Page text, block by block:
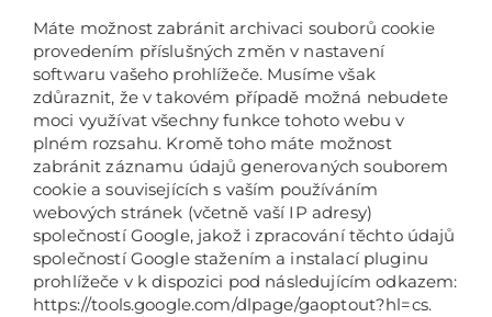
Máte možnost zabránit archivaci souborů cookie
provedením příslušných změn v nastavení
softwaru vašeho prohlížeče. Musíme však
zdůraznit, že v takovém případě možná nebudete
moci využívat všechny funkce tohoto webu v
plném rozsahu. Kromě toho máte možnost
zabránit záznamu údajů generovaných souborem
cookie a souvisejících s vaším používáním
webových stránek (včetně vaší IP adresy)
společností Google, jakož i zpracování těchto údajů
společností Google stažením a instalací pluginu
prohlížeče v k dispozici pod následujícím odkazem:
https://tools.google.com/dlpage/gaoptout?hl=cs.